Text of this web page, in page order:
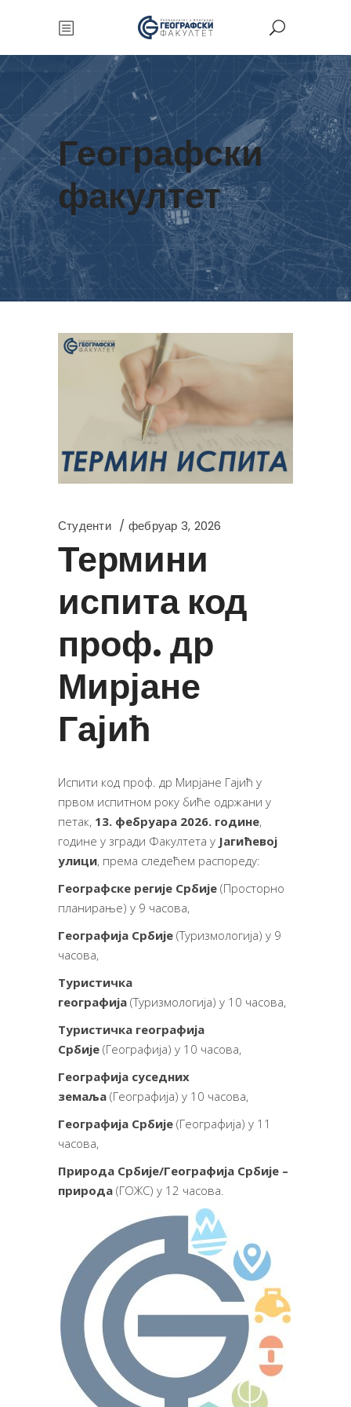
Географски
факултет
Студенти фебруар 3, 2026
Термини
испита код
проф. др
Мирјане
Гајић
Испити код проф. др Мирјане Гајић у
првом испитном року биће одржани у
петак, 13. фебруара 2026. године,
године у згради Факултета у Јагићевој
улици, према следећем распореду:
Географске регије Србије (Просторно
планирање) у 9 часова,
Географија Србије (Туризмологија) у 9
часова,
Туристичка
географија (Туризмологија) у 10 часова,
Туристичка географија
Србије (Географија) у 10 часова,
Географија суседних
земаља (Географија) у 10 часова,
Географија Србије (Географија) у 11
часова,
Природа Србије/Географија Србије –
природа (ГОЖС) у 12 часова.